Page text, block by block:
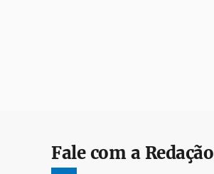
Fale com a Redação